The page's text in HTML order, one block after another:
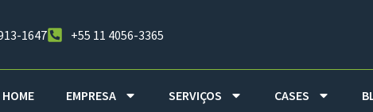
1647 +55 11 4056-3365
HOME EMPRESA SERVIÇOS CASES